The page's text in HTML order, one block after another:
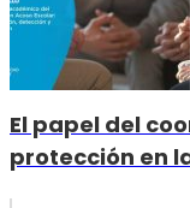
El papel del
protección en la